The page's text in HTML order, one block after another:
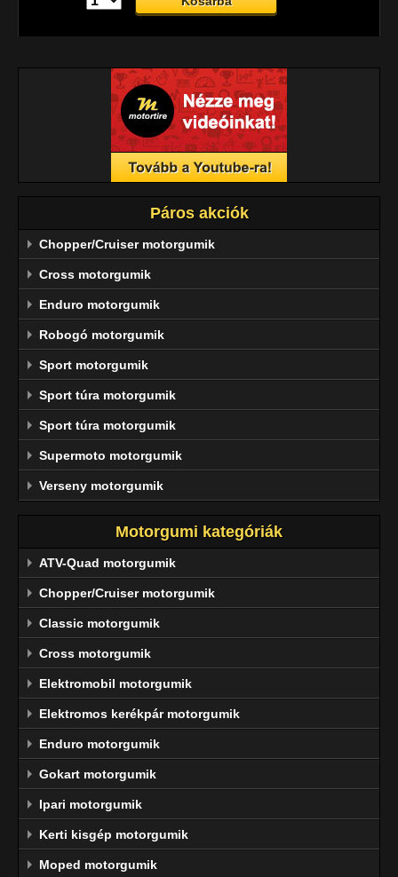
Páros akciók
Chopper/Cruiser motorgumik
Cross motorgumik
Enduro motorgumik
Robogó motorgumik
Sport motorgumik
Sport túra motorgumik
Sport túra motorgumik
Supermoto motorgumik
Verseny motorgumik
Motorgumi kategóriák
ATV-Quad motorgumik
Chopper/Cruiser motorgumik
Classic motorgumik
Cross motorgumik
Elektromobil motorgumik
Elektromos kerékpár motorgumik
Enduro motorgumik
Gokart motorgumik
Ipari motorgumik
Kerti kisgép motorgumik
Moped motorgumik